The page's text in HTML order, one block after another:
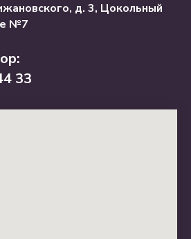
д. 3, Цокольный
№7
33